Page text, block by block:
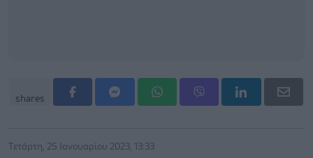
shares
Τετάρτη, 25 Ιανουαρίου 2023, 13:33